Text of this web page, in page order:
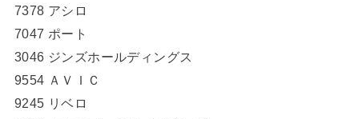
7378 アシロ
7047 ポート
3046 ジンズホールディングス
9554 ＡＶＩＣ
9245 リベロ